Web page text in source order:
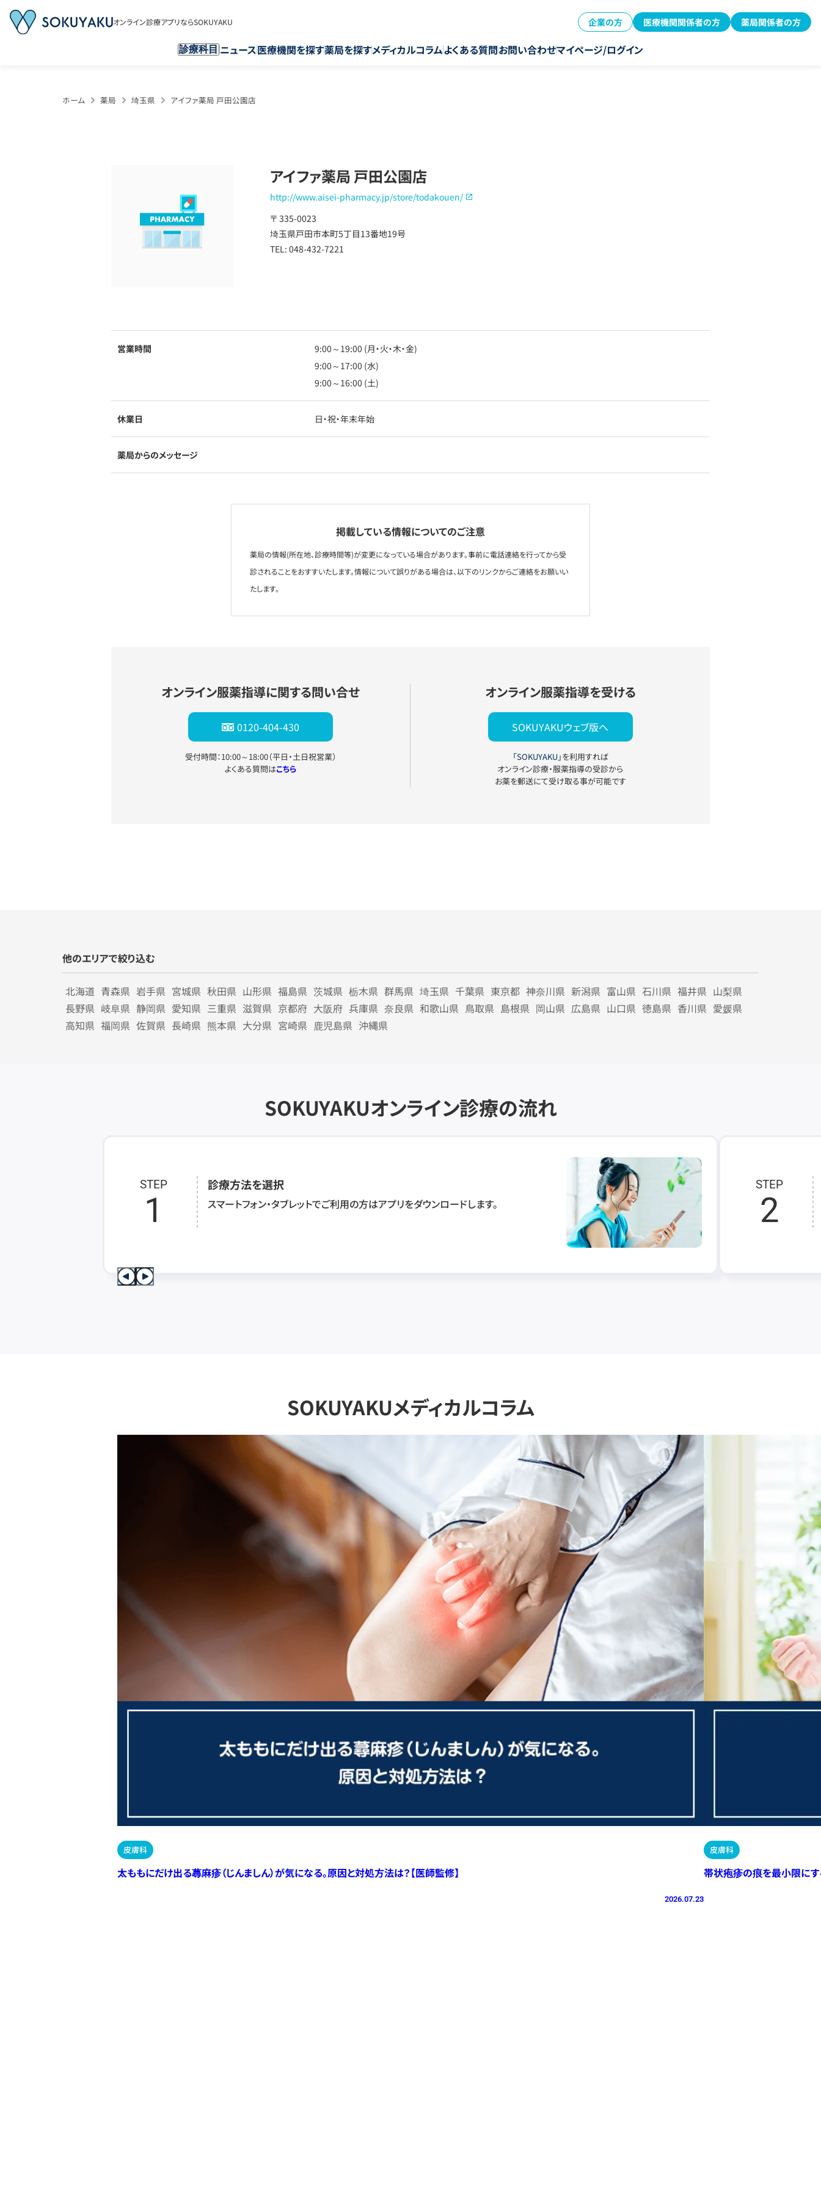
オンライン診療アプリならSOKUYAKU 企業の方 医療機関関係者の方 薬局関係者の方
診療科目 ニュース医療機関を探す薬局を探すメディカルコラムよくある質問お問い合わせマイページ/ログイン
ホーム 薬局 埼玉県 アイファ薬局 戸田公園店
アイファ薬局 戸田公園店
http://www.aisei-pharmacy.jp/store/todakouen/
〒 335-0023
埼玉県戸田市本町5丁目13番地19号
TEL: 048-432-7221
営業時間
9:00～19:00 (月・火・木・金)
9:00～17:00 (水)
9:00～16:00 (土)
休業日 日・祝・年末年始
薬局からのメッセージ
掲載している情報についてのご注意
薬局の情報(所在地、診療時間等)が変更になっている場合があります。事前に電話連絡を行ってから受
診されることをおすすいたします。情報について誤りがある場合は、以下のリンクからご連絡をお願いい
たします。
オンライン服薬指導に関する問い合せ
0120-404-430
受付時間：10:00～18:00（平日・土日祝営業）
よくある質問はこちら
オンライン服薬指導を受ける
SOKUYAKUウェブ版へ
「SOKUYAKU」を利用すれば
オンライン診療・服薬指導の受診から
お薬を郵送にて受け取る事が可能です
他のエリアで絞り込む
北海道 青森県 岩手県 宮城県 秋田県 山形県 福島県 茨城県 栃木県 群馬県 埼玉県 千葉県 東京都 神奈川県 新潟県 富山県 石川県 福井県 山梨県
長野県 岐阜県 静岡県 愛知県 三重県 滋賀県 京都府 大阪府 兵庫県 奈良県 和歌山県 鳥取県 島根県 岡山県 広島県 山口県 徳島県 香川県 愛媛県
高知県 福岡県 佐賀県 長崎県 熊本県 大分県 宮崎県 鹿児島県 沖縄県
SOKUYAKUオンライン診療の流れ
STEP
1
診療方法を選択
スマートフォン・タブレットでご利用の方はアプリをダウンロードします。
STEP
2
SOKUYAKUメディカルコラム
皮膚科
太ももにだけ出る蕁麻疹（じんましん）が気になる。原因と対処方法は？【医師監修】
2026.07.23
皮膚科
帯状疱疹の痕を最小限にす